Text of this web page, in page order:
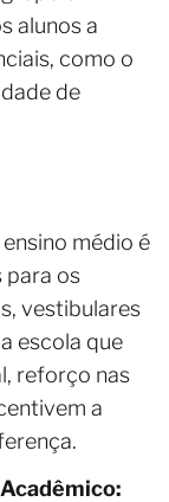
alunos a
como o
de
ensino médio é
para os
vestibulares
escola que
reforço nas
a